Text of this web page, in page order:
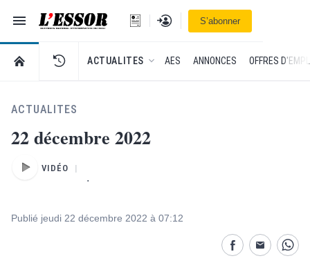
Navigation
L'Essor - retour à la une
Se connecterS’abonner
RETOUR À LA PAGE D’ACCUEIL DE L'ESSOR
ACTUALITES AES ANNONCES OFFRES
ACTUALITES
22 décembre 2022
VIDÉO
.
Publié jeudi 22 décembre 2022 à 07:12
Partage désactivé
Partage